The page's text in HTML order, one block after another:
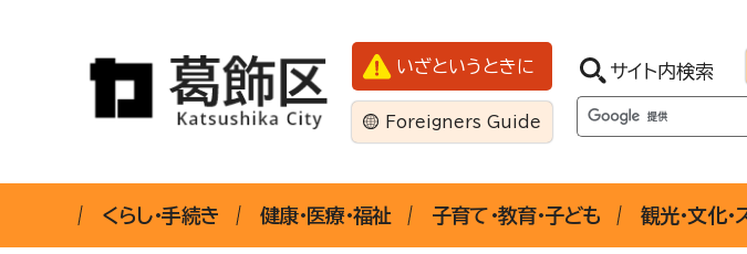
いざというときに
Foreigners Guide
サイト内検索
くらし・手続き 健康・医療・福祉 子育て・教育・子ども 観光・文化・